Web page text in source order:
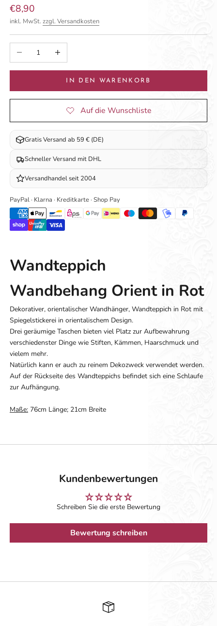
Angebot
€8,90
inkl. MwSt. zzgl. Versandkosten
Anzahl verringernAnzahl erhöhen
IN DEN WARENKORB
Gratis Versand ab 59 € (DE)
Schneller Versand mit DHL
Versandhandel seit 2004
PayPal · Klarna · Kreditkarte · Shop Pay
Wandteppich
Wandbehang Orient in Rot
Dekorativer, orientalischer Wandhänger, Wandteppich in Rot mit
Spiegelstickerei in orientalischem Design.
Drei geräumige Taschen bieten viel Platz zur Aufbewahrung
verschiedenster Dinge wie Stiften, Kämmen, Haarschmuck und
vielem mehr.
Natürlich kann er auch zu reinem Dekozweck verwendet werden.
Auf der Rückseite des Wandteppichs befindet sich eine Schlaufe
zur Aufhängung.
Maße: 76cm Länge; 21cm Breite
Kundenbewertungen
Schreiben Sie die erste Bewertung
Bewertung schreiben